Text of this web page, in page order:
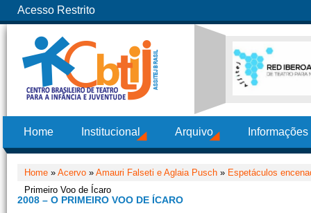
Acesso Restrito
Home Institucional Arquivo
Home » Acervo » Amauri Falseti e Aglaia Pusch » Espetáculos
Primeiro Voo de Ícaro
2008 – O PRIMEIRO VOO DE ÍCARO